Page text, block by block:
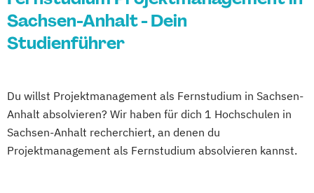
Sachsen-Anhalt - Dein
Studienführer
Du willst Projektmanagement als Fernstudium in Sachsen-
Anhalt absolvieren? Wir haben für dich 1 Hochschulen in
Sachsen-Anhalt recherchiert, an denen du
Projektmanagement als Fernstudium absolvieren kannst.